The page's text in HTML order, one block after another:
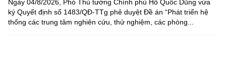
Ngày 04/8/2026, Phó Thủ tướng Chính phủ Hồ Quốc Dũng vừa
ký Quyết định số 1483/QĐ-TTg phê duyệt Đề án “Phát triển hệ
thống các trung tâm nghiên cứu, thử nghiệm, các phòng...